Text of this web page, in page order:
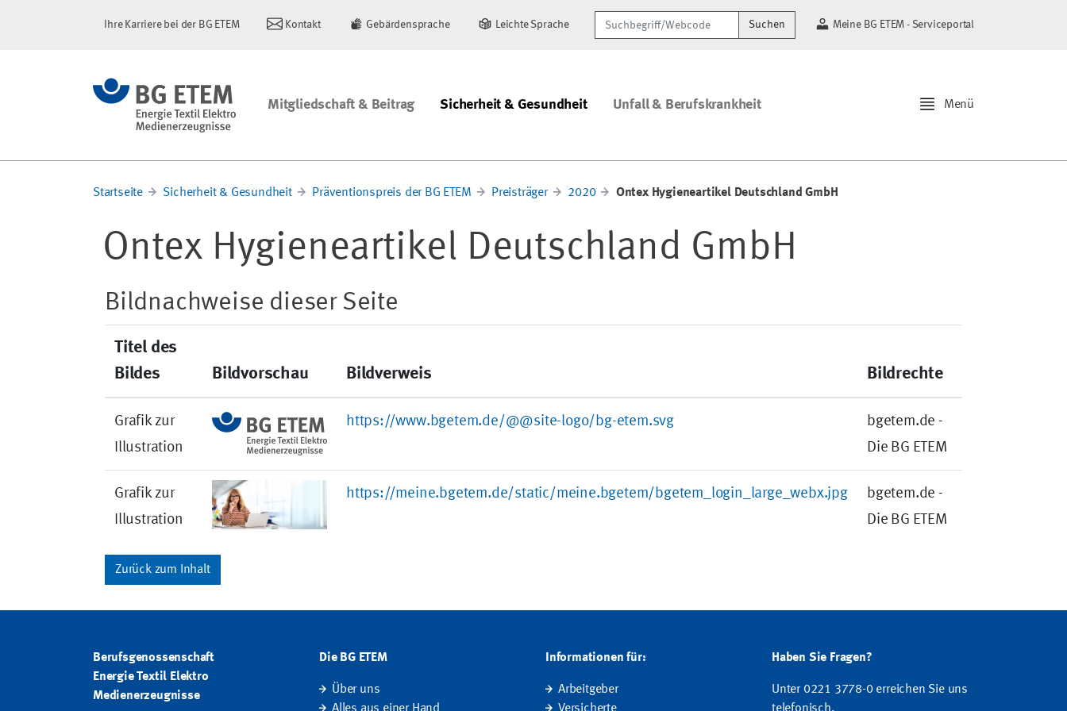
Ihre Karriere bei der BG ETEM Kontakt Gebärdensprache Leichte Sprache Suchbegriff/Webcode Suchen Meine BG ETEM - Serviceportal
Mitgliedschaft & Beitrag Sicherheit & Gesundheit Unfall & Berufskrankheit Menü
Startseite Sicherheit & Gesundheit Präventionspreis der BG ETEM Preisträger 2020 Ontex Hygieneartikel Deutschland GmbH
Ontex Hygieneartikel Deutschland GmbH
Bildnachweise dieser Seite
Titel des
Bildes
Bildvorschau Bildverweis Bildrechte
Grafik zur
Illustration
https://www.bgetem.de/@@site-logo/bg-etem.svg
bgetem.de -
Die BG ETEM
Grafik zur
Illustration
https://meine.bgetem.de/static/meine.bgetem/bgetem_login_large_webx.jpg
bgetem.de -
Die BG ETEM
Zurück zum Inhalt
Berufsgenossenschaft
Energie Textil Elektro
Medienerzeugnisse
Die BG ETEM
Über uns
Alles aus einer Hand
Informationen für:
Arbeitgeber
Versicherte
Haben Sie Fragen?
Unter 0221 3778-0 erreichen Sie uns
telefonisch.